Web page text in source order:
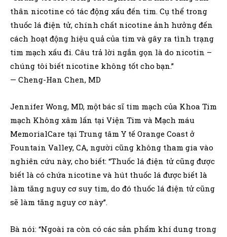
thân nicotine có tác động xấu đến tim. Cụ thể trong
thuốc lá điện tử, chính chất nicotine ảnh hưởng đến
cách hoạt động hiệu quả của tim và gây ra tình trạng
tim mạch xấu đi. Câu trả lời ngắn gọn là do nicotin –
chúng tôi biết nicotine không tốt cho bạn.”
— Cheng-Han Chen, MD
Jennifer Wong, MD, một bác sĩ tim mạch của Khoa Tim
mạch Không xâm lấn tại Viện Tim và Mạch máu
MemorialCare tại Trung tâm Y tế Orange Coast ở
Fountain Valley, CA, người cũng không tham gia vào
nghiên cứu này, cho biết: “Thuốc lá điện tử cũng được
biết là có chứa nicotine và hút thuốc lá được biết là
làm tăng nguy cơ suy tim, do đó thuốc lá điện tử cũng
sẽ làm tăng nguy cơ này”.
Bà nói: “Ngoài ra còn có các sản phẩm khí dung trong